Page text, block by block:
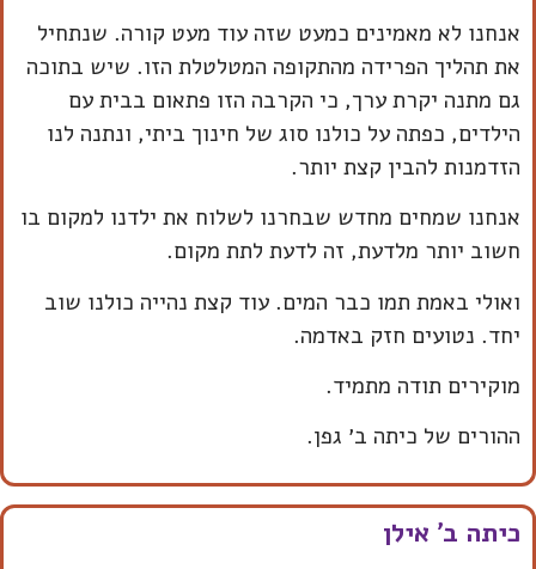
אנחנו לא מאמינים כמעט שזה עוד מעט קורה. שנתחיל
את תהליך הפרידה מהתקופה המטלטלת הזו. שיש בתוכה
גם מתנה יקרת ערך, כי הקרבה הזו פתאום בבית עם
הילדים, כפתה על כולנו סוג של חינוך ביתי, ונתנה לנו
הזדמנות להבין קצת יותר.
אנחנו שמחים מחדש שבחרנו לשלוח את ילדנו למקום בו
חשוב יותר מלדעת, זה לדעת לתת מקום.
ואולי באמת תמו כבר המים. עוד קצת נהייה כולנו שוב
יחד. נטועים חזק באדמה.
מוקירים תודה מתמיד.
ההורים של כיתה ב׳ גפן.
כיתה ב' אילן